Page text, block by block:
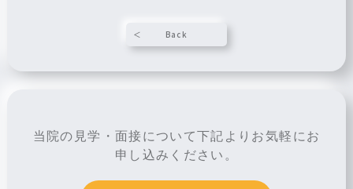
Back
当院の見学・面接について下記よりお気軽にお
申し込みください。